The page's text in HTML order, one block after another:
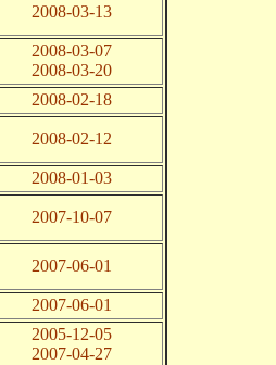
2008-03-13
2008-03-07
2008-03-20
2008-02-18
2008-02-12
2008-01-03
2007-10-07
2007-06-01
2007-06-01
2005-12-05
2007-04-27